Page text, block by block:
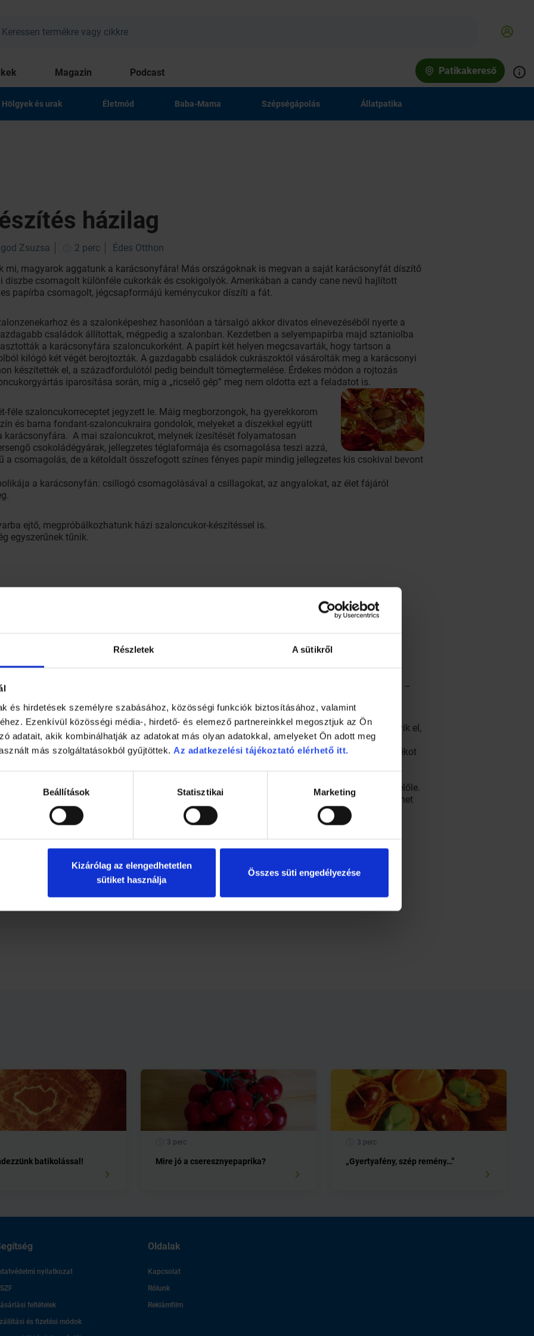
Részletek A sütikről
és hirdetések személyre szabásához, közösségi funkciók biztosításához, valamint
Ezenkívül közösségi média-, hirdető- és elemező partnereinkkel megosztjuk az Ön
adatait, akik kombinálhatják az adatokat más olyan adatokkal, amelyeket Ön adott meg
más szolgáltatásokból gyűjtöttek. Az adatkezelési tájékoztató elérhető itt.
Beállítások Statisztikai Marketing
Kizárólag az elengedhetetlen
sütiket használja
Összes süti engedélyezése
Magazin Podcast Patikakereső
Hölgyek és urak Életmód Baba-Mama Szépségápolás Állatpatika
házilag
Zsuzsa 2 perc
Édes Otthon
mi, magyarok aggatunk a karácsonyfára! Más országoknak is megvan a saját karácsonyfát díszítő
díszbe csomagolt különféle cukorkák és csokigolyók. Amerikában a candy cane nevű hajlított
papírba csomagolt, jégcsapformájú keménycukor díszíti a fát.
és a szalonképeshez hasonlóan a társalgó akkor divatos elnevezéséből nyerte a
családok állítottak, mégpedig a szalonban. Kezdetben a selyempapírba majd sztaniolba
a karácsonyfára szaloncukorként. A papírt két helyen megcsavarták, hogy tartson a
kilógó két végét berojtozták. A gazdagabb családok cukrászoktól vásárolták meg a karácsonyi
készítették el, a századfordulótól pedig beindult tömegtermelése. Érdekes módon a rojtozás
iparosítása során, míg a „ricselő gép” meg nem oldotta ezt a feladatot is.
féle szaloncukorreceptet jegyzett le. Máig megborzongok, ha gyerekkorom
és barna fondant-szaloncukraira gondolok, melyeket a díszekkel együtt
karácsonyfára. A mai szaloncukrot, melynek ízesítését folyamatosan
csokoládégyárak, jellegzetes téglaformája és csomagolása teszi azzá,
a csomagolás, de a kétoldalt összefogott színes fényes papír mindig jellegzetes kis csokival bevont
a karácsonyfán: csillogó csomagolásával a csillagokat, az angyalokat, az élet fájáról
ejtő, megpróbálkozhatunk házi szaloncukor-készítéssel is.
egyszerűnek tűnik.
bele kókuszreszelék, narancshéj, mandula, dió, kandírozott gyümölcsök, és kedvenc italok –
tejjel készítik), főzd meg a fondant-t. Körülbelül tíz perc alatt olyan sűrűvé válik, hogy nem folyik el,
akasztóból) hajlított karikát belemártasz a fortyogó masszába, és megpróbálsz buborékot
legszebb élménye!
a tűzről, és fakanállal kevergetve megvárni, míg langyosra hűl és fehér massza nem lesz belőle.
majd jöhet a többi, apróra vágott-tört hozzávaló is. Ha túl kemény lenne, óvatosan vissza lehet
kb. másfél centi vastagon. A kihűlt masszát vizes késsel vágd kis hasábokra, a hasábokat
vond be, és jöhet a csomagolás hosszadalmas művelete.
a hagyományokat, hogy igazi szaloncukrod legyen a fán!
készítéshez!
batikolással!
3 perc
Mire jó a cseresznyepaprika?
3 perc
„Gyertyafény, szép remény…”
nyilatkozat
feltételek
és fizetési módok
Oldalak
Kapcsolat
Rólunk
Reklámfilm